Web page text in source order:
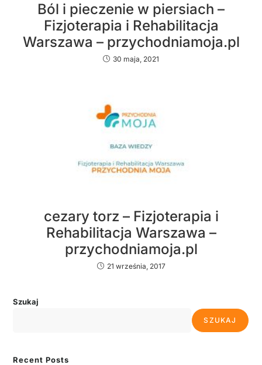
Ból i pieczenie w piersiach –
Fizjoterapia i Rehabilitacja
Warszawa – przychodniamoja.pl
30 maja, 2021
cezary torz – Fizjoterapia i
Rehabilitacja Warszawa –
przychodniamoja.pl
21 września, 2017
Szukaj
SZUKAJ
Recent Posts